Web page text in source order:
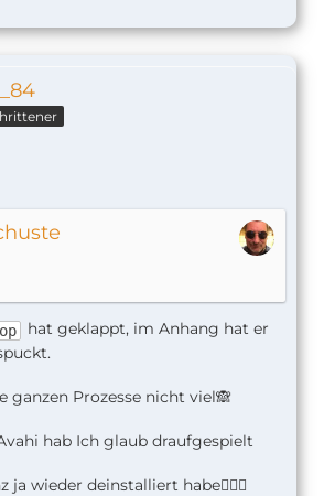
hat geklappt, im Anhang hat er
ganzen Prozesse nicht viel🙈
hab Ich glaub draufgespielt
ja wieder deinstalliert habe🤷🏻‍♂️